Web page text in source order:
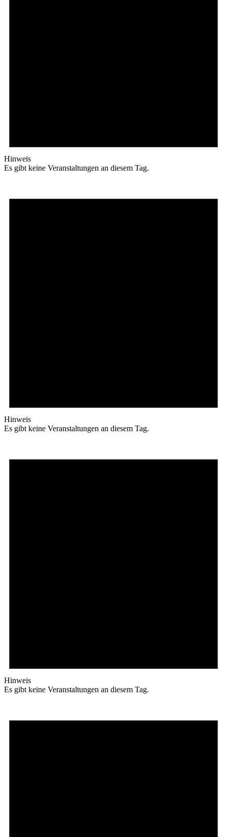
Hinweis
Es gibt keine Veranstaltungen an diesem Tag.
Hinweis
Es gibt keine Veranstaltungen an diesem Tag.
Hinweis
Es gibt keine Veranstaltungen an diesem Tag.